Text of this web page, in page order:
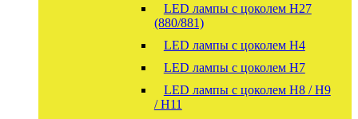
LED лампы с цоколем H27
(880/881)
LED лампы с цоколем H4
LED лампы с цоколем H7
LED лампы с цоколем H8 / H9
/ H11